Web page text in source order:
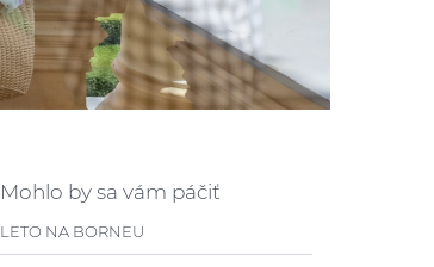
Mohlo by sa vám páčiť
LETO NA BORNEU